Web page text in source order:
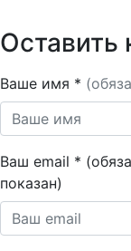
Оставить
Ваше имя *
Ваш email *
показан)